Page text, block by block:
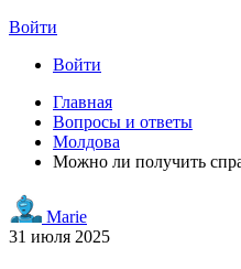
Войти
Войти
Главная
Вопросы и ответы
Молдова
Можно ли получить
Marie
31 июля 2025